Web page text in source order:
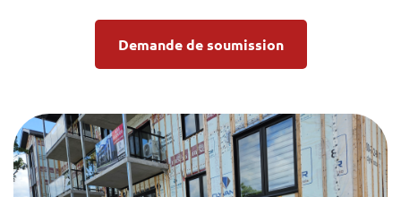
Demande de soumission